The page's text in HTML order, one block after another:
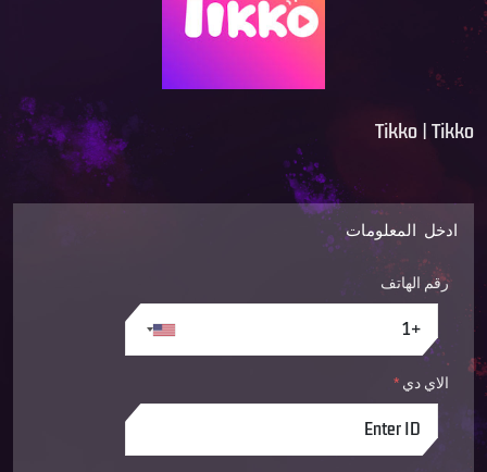
Tikko | Tikko
ادخل المعلومات
رقم الهاتف
الاي دي *